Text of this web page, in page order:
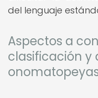
del lenguaje
Aspectos a
clasificación y